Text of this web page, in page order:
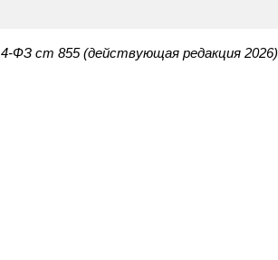
ФЗ ст 855 (действующая редакция 2026)